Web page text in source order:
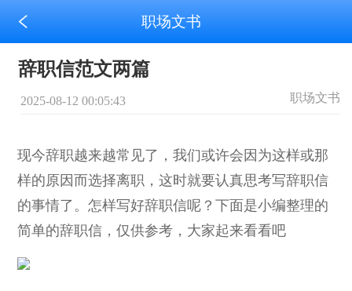
职场文书
辞职信范文两篇
2025-08-12 00:05:43 职场文书
现今辞职越来越常见了，我们或许会因为这样或那
样的原因而选择离职，这时就要认真思考写辞职信
的事情了。怎样写好辞职信呢？下面是小编整理的
简单的辞职信，仅供参考，大家起来看看吧